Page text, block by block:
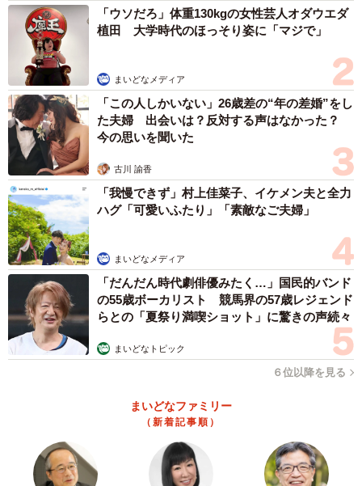
「ウソだろ」体重130kgの女性芸人オダウエダ
植田 大学時代のほっそり姿に「マジで」
まいどなメディア
「この人しかいない」26歳差の“年の差婚”をし
た夫婦 出会いは？反対する声はなかった？
今の思いを聞いた
古川 諭香
「我慢できず」村上佳菜子、イケメン夫と全力
ハグ「可愛いふたり」「素敵なご夫婦」
まいどなメディア
「だんだん時代劇俳優みたく…」国民的バンド
の55歳ボーカリスト 競馬界の57歳レジェンド
らとの「夏祭り満喫ショット」に驚きの声続々
まいどなトピック
６位以降を見る
まいどなファミリー
（新着記事順）